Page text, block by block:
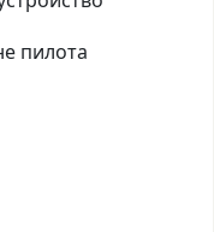
пилота